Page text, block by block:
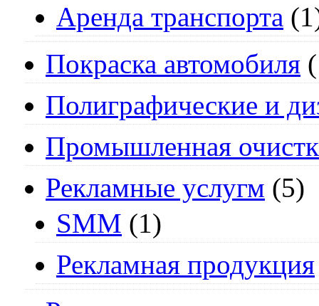
Аренда транспорта
Покраска автомобиля
Полиграфические и
Промышленная
Рекламные услугм (5)
SMM (1)
Рекламная продукция